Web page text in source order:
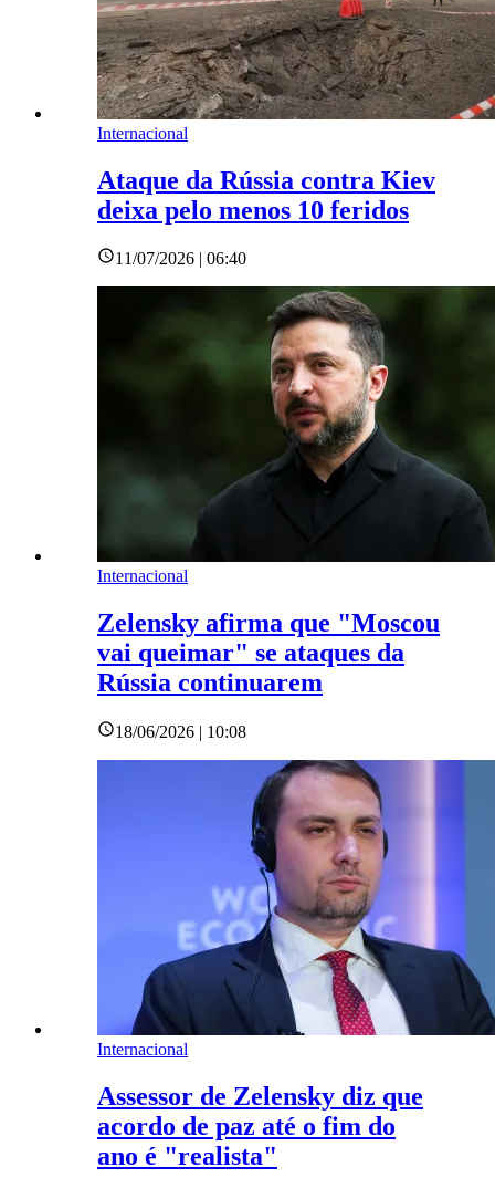
Internacional
Ataque da Rússia contra Kiev
deixa pelo menos 10 feridos
11/07/2026 | 06:40
Internacional
Zelensky afirma que "Moscou
vai queimar" se ataques da
Rússia continuarem
18/06/2026 | 10:08
Internacional
Assessor de Zelensky diz que
acordo de paz até o fim do
ano é "realista"